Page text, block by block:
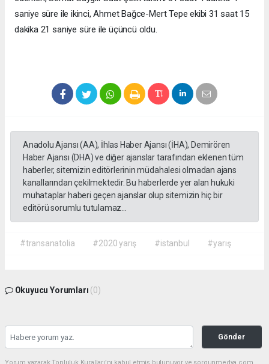
saniye süre ile ikinci, Ahmet Bağce-Mert Tepe ekibi 31 saat 15
dakika 21 saniye süre ile üçüncü oldu.
Anadolu Ajansı (AA), İhlas Haber Ajansı (İHA), Demirören
Haber Ajansı (DHA) ve diğer ajanslar tarafından eklenen tüm
haberler, sitemizin editörlerinin müdahalesi olmadan ajans
kanallarından çekilmektedir. Bu haberlerde yer alan hukuki
muhataplar haberi geçen ajanslar olup sitemizin hiç bir
editörü sorumlu tutulamaz...
#transanatolia #2020 yarış #istanbul #yarış
Okuyucu Yorumları (0)
Gönder